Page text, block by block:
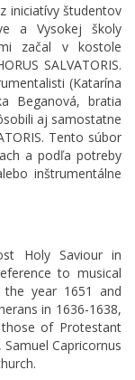
iniciatívy študentov
a Vysokej školy
začal v kostole
SALVATORIS.
(Katarína
Beganová, bratia
aj samostatne
Tento súbor
a podľa potreby
inštrumentálne
Holy Saviour in
to musical
year 1651 and
in 1636-1638,
of Protestant
Capricornus